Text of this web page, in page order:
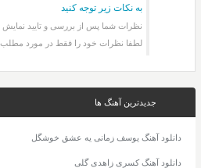
به نکات زیر توجه کنید
نظرات شما پس از بررسی و تایید نمایش
لطفا نظرات خود را فقط در مورد مطلب
جدیدترین آهنگ ها
دانلود آهنگ یوسف زمانی یه عشق خوشگل
دانلود آهنگ کسری زاهدی گلی